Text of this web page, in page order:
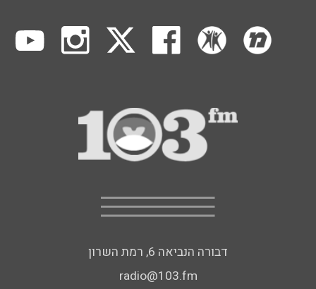
דבורה הנביאה 6, רמת השרון
radio@103.fm